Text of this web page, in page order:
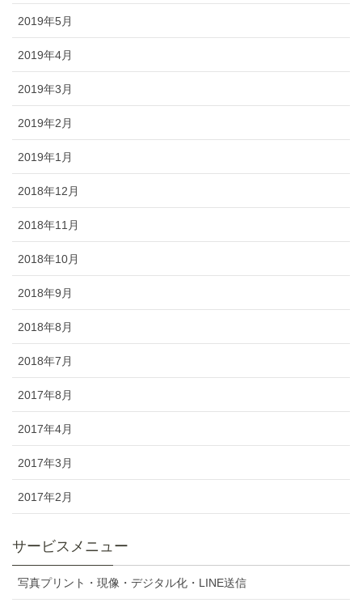
2019年5月
2019年4月
2019年3月
2019年2月
2019年1月
2018年12月
2018年11月
2018年10月
2018年9月
2018年8月
2018年7月
2017年8月
2017年4月
2017年3月
2017年2月
サービスメニュー
写真プリント・現像・デジタル化・LINE送信